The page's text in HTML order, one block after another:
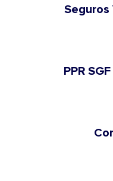
PPR